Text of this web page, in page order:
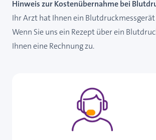
Hinweis zur Kostenübernahme bei
Ihr Arzt hat Ihnen ein
Wenn Sie uns ein Rezept über ein
Ihnen eine Rechnung zu.